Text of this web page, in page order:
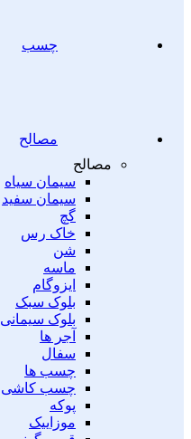
چسب
مصالح
مصالح
سیمان سیاه
سیمان سفید
گچ
خاک رس
شن
ماسه
ایزوگام
بلوک سبک
بلوک سیمانی
آجر ها
سفال
چسب ها
چسب کاشی
پوکه
موزاییک